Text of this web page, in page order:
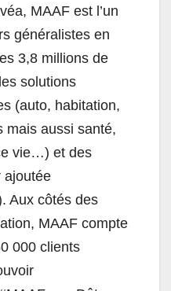
MAAF est l’un
généralistes en
3,8 millions de
solutions
(auto, habitation,
mais aussi santé,
vie…) et des
ajoutée
Aux côtés des
MAAF compte
000 clients